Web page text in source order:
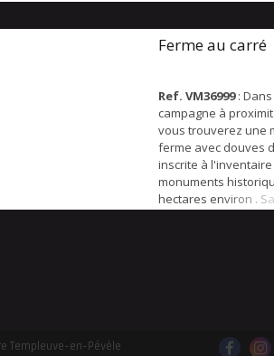
lumineux et
cheminée qui
parfaitement l’espa...
Ferme au carré
Ref. VM36999:
campagne à
vous trouverez une
ferme avec douves
inscrite à
monuments
hectares environ . Sa
Templeuve-en-Pévèle